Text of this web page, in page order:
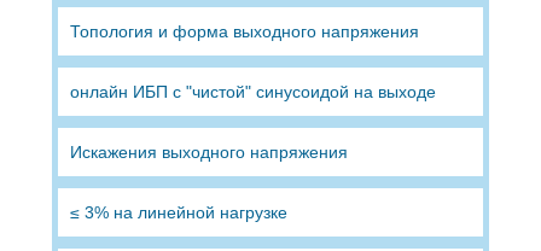
Топология и форма выходного напряжения
онлайн ИБП с "чистой" синусоидой на выходе
Искажения выходного напряжения
≤ 3% на линейной нагрузке